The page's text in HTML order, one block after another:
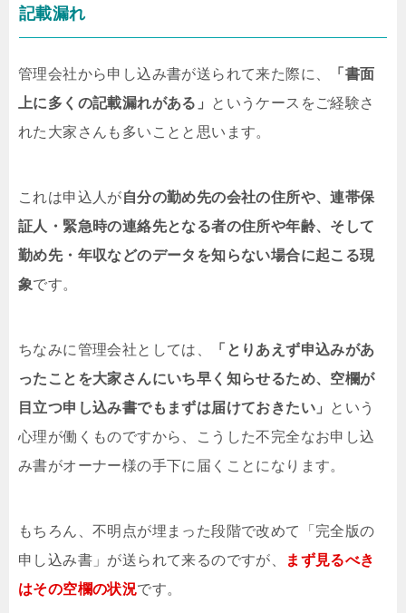
記載漏れ
管理会社から申し込み書が送られて来た際に、
「書面
上に多くの記載漏れがある」
というケースをご経験さ
れた大家さんも多いことと思います。
これは申込人が自分の勤め先の会社の住所や、連帯保
証人・緊急時の連絡先となる者の住所や年齢、そして
勤め先・年収などのデータを知らない場合に起こる現
象です。
ちなみに管理会社としては、
「とりあえず申込みがあ
ったことを大家さんにいち早く知らせるため、空欄が
目立つ申し込み書でもまずは届けておきたい」 という
心理が働くものですから、こうした不完全なお申し込
み書がオーナー様の手下に届くことになります。
もちろん、不明点が埋まった段階で改めて「完全版の
申し込み書」が送られて来るのですが、
まず見るべき
はその空欄の状況です。